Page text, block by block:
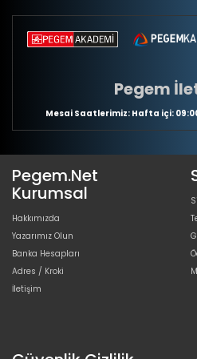
Pegem
Mesai Saatlerimiz: Hafta içi:
Pegem.Net
Kurumsal
Hakkımızda
Yazarımız Olun
Banka Hesapları
Adres / Kroki
İletişim